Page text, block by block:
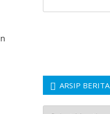
ARSIP BERITA
Arsip